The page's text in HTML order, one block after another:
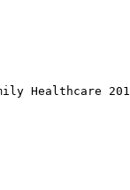
Healthcare